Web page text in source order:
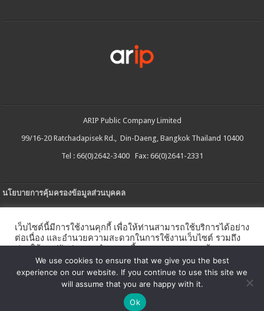
ARIP Public Company Limited
99/16-20 Ratchadapisek Rd., Din-Daeng, Bangkok Thailand 10400
Tel : 66(0)2642-3400 Fax: 66(0)2641-2331
นโยบายการคุ้มครองข้อมูลส่วนบุคคล
นโยบายการใช้คกกี้
นโยบายความปลอดภัยของข้อมูลสารสนเทศ
เว็บไซต์นี้มีการใช้งานคุกกี้ เพื่อให้ท่านสามารถใช้บริการได้อย่าง
ต่อเนื่อง และอำนวยความสะดวกในการใช้งานเว็บไซต์ รวมถึง
ช่วยให้เราปรับปรุงการนำเสนอเนื้อหาตรงตามความต้องการ
ของท่าน โดยสามารถศึกษารายละเอียดเพิ่มเติมได้ใน นโยบาย
คุกกี้
We use cookies to ensure that we give you the best
experience on our website. If you continue to use this site we
will assume that you are happy with it.
Ok